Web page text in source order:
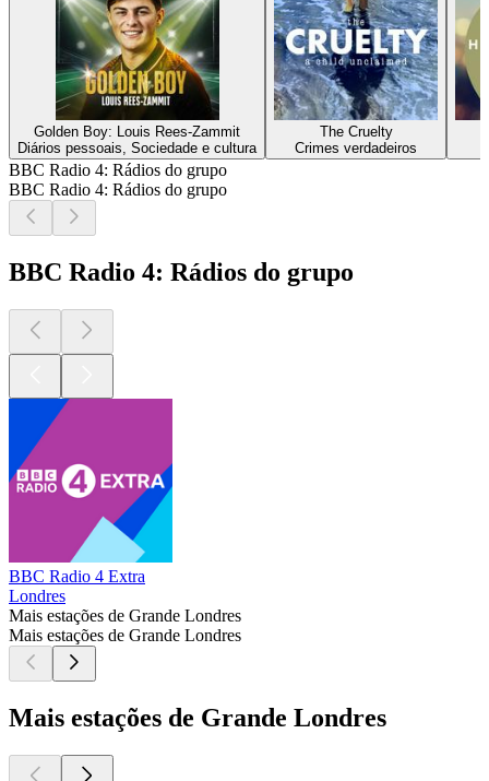
Golden Boy: Louis Rees-Zammit
Diários pessoais, Sociedade e cultura
The Cruelty
Crimes verdadeiros
BBC Radio 4: Rádios do grupo
BBC Radio 4: Rádios do grupo
BBC Radio 4: Rádios do grupo
BBC Radio 4 Extra
Londres
Mais estações de Grande Londres
Mais estações de Grande Londres
Mais estações de Grande Londres